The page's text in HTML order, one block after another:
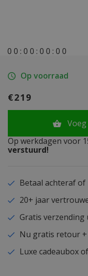
0 0 : 0 0 : 0 0 : 0 0
Op voorraad
€219
Op werkdagen voor
verstuurd!
Betaal achteraf
20+ jaar
Gratis verzending
Nu gratis retour
Luxe cadeaubox